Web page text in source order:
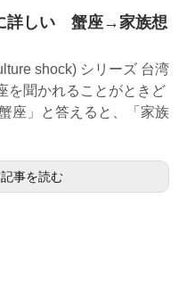
詳しい 蟹座→家族想
shock) シリーズ 台湾
を聞かれることがときど
座」と答えると、「家族
記事を読む